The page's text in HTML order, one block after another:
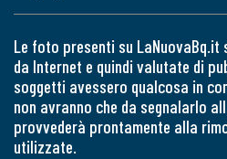
Le foto presenti su
da Internet e quindi valutate di
soggetti avessero qualcosa in
non avranno che da segnalarlo
provvederà prontamente alla
utilizzate.